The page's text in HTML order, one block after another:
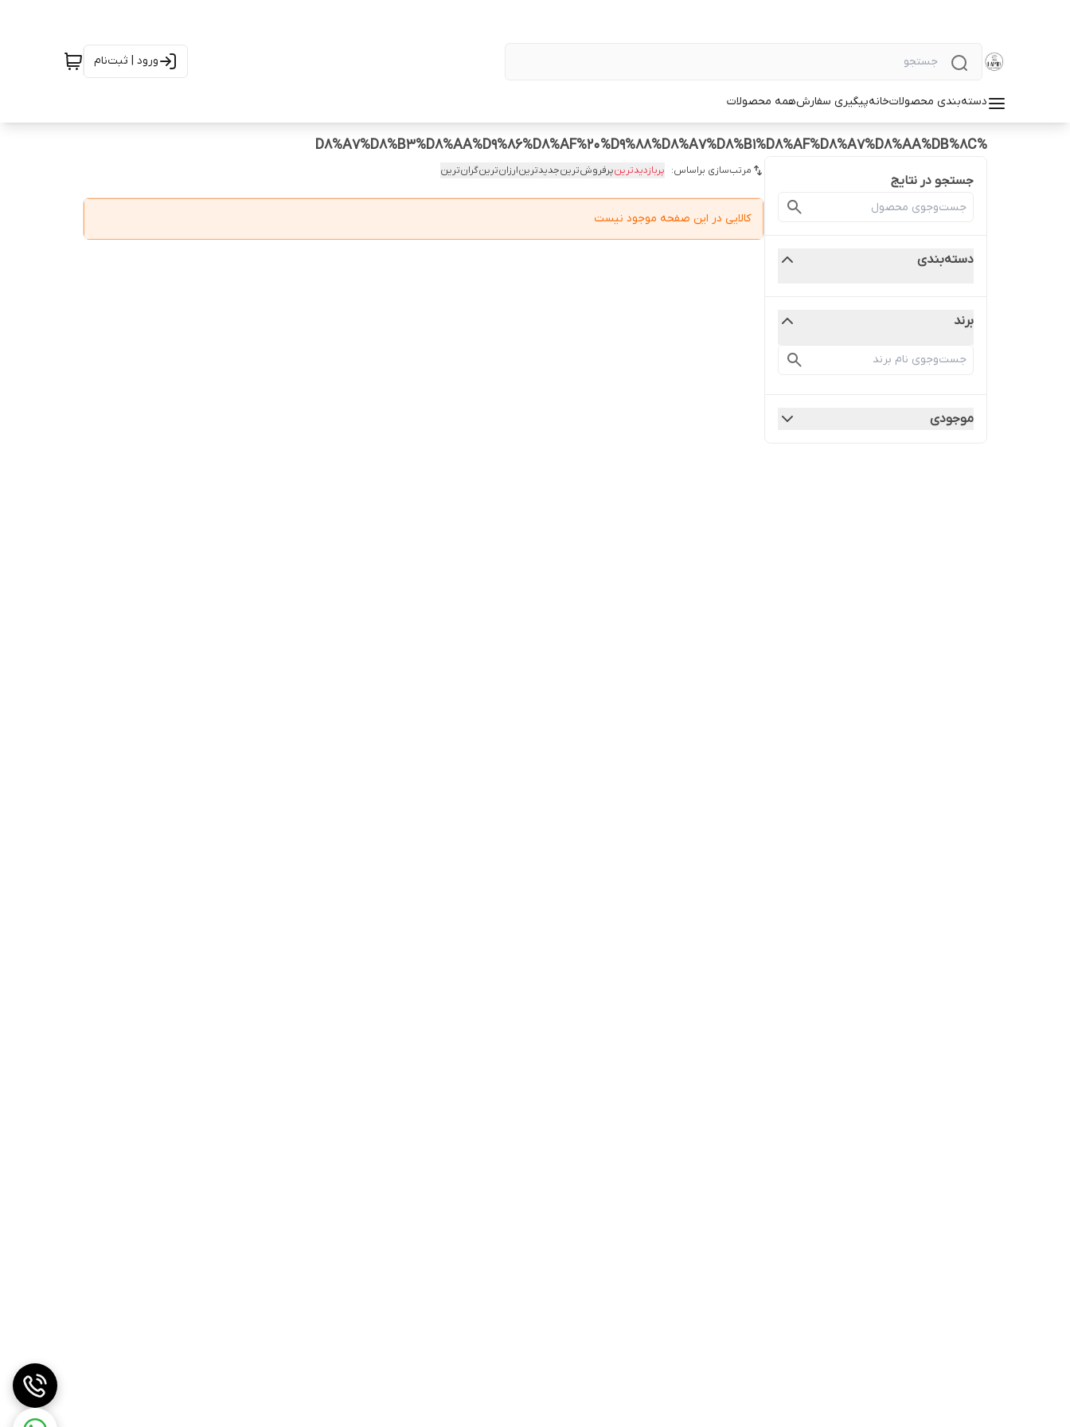
ورود | ثبت‌نام
دسته‌بندی محصولاتخانهپیگیری سفارشهمه محصولات
%D8%A7%D8%B3%D8%AA%D9%86%D8%AF%20%D9%88%D8%A7%D8%B1%D8%AF%D8%A7%D8%AA%DB%8C
جستجو در نتایج
دسته‌بندی
برند
موجودی
مرتب‌سازی براساس: پربازدیدترینپرفروش‌ترینجدیدترینارزان‌ترینگران‌ترین
کالایی در این صفحه موجود نیست